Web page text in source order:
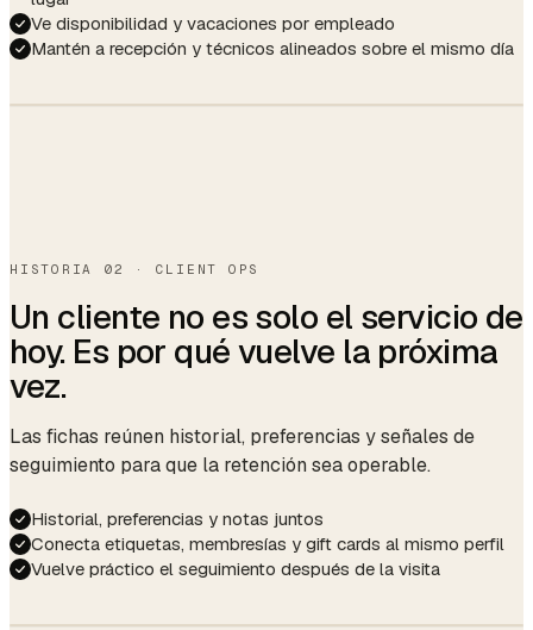
Ve disponibilidad y vacaciones por empleado
Mantén a recepción y técnicos alineados sobre el mismo día
HISTORIA 02 · CLIENT OPS
Un cliente no es solo el servicio de
hoy. Es por qué vuelve la próxima
vez.
Las fichas reúnen historial, preferencias y señales de
seguimiento para que la retención sea operable.
Historial, preferencias y notas juntos
Conecta etiquetas, membresías y gift cards al mismo perfil
Vuelve práctico el seguimiento después de la visita